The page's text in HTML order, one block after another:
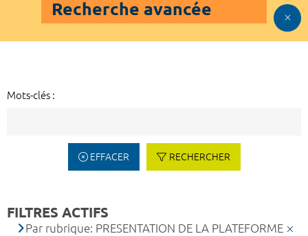
Recherche avancée
Mots-clés :
EFFACER RECHERCHER
FILTRES ACTIFS
Par rubrique: PRESENTATION DE LA PLATEFORME